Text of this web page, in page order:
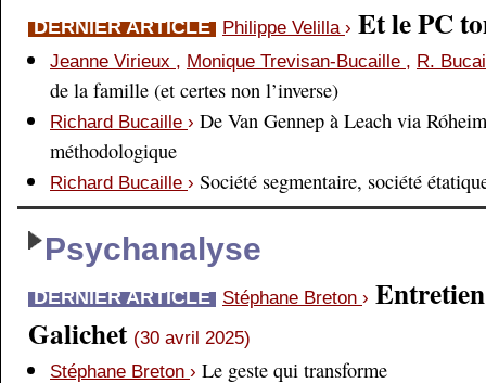
DERNIER ARTICLE Philippe Velilla › Et le PC
Jeanne Virieux , Monique Trevisan-Bucaille , R.
de la famille (et certes non l’inverse)
Richard Bucaille › De Van Gennep à Leach via
méthodologique
Richard Bucaille › Société segmentaire, société
Psychanalyse
DERNIER ARTICLE Stéphane Breton ›
Galichet (30 avril 2025)
Stéphane Breton › Le geste qui transforme